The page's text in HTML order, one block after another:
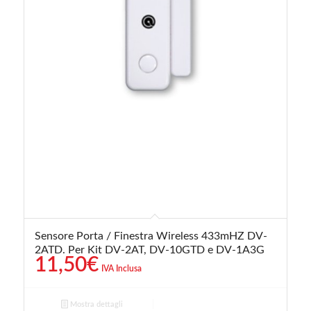
Sensore Porta / Finestra Wireless 433mHZ DV-
2ATD. Per Kit DV-2AT, DV-10GTD e DV-1A3G
11,50€ IVA Inclusa
Mostra dettagli